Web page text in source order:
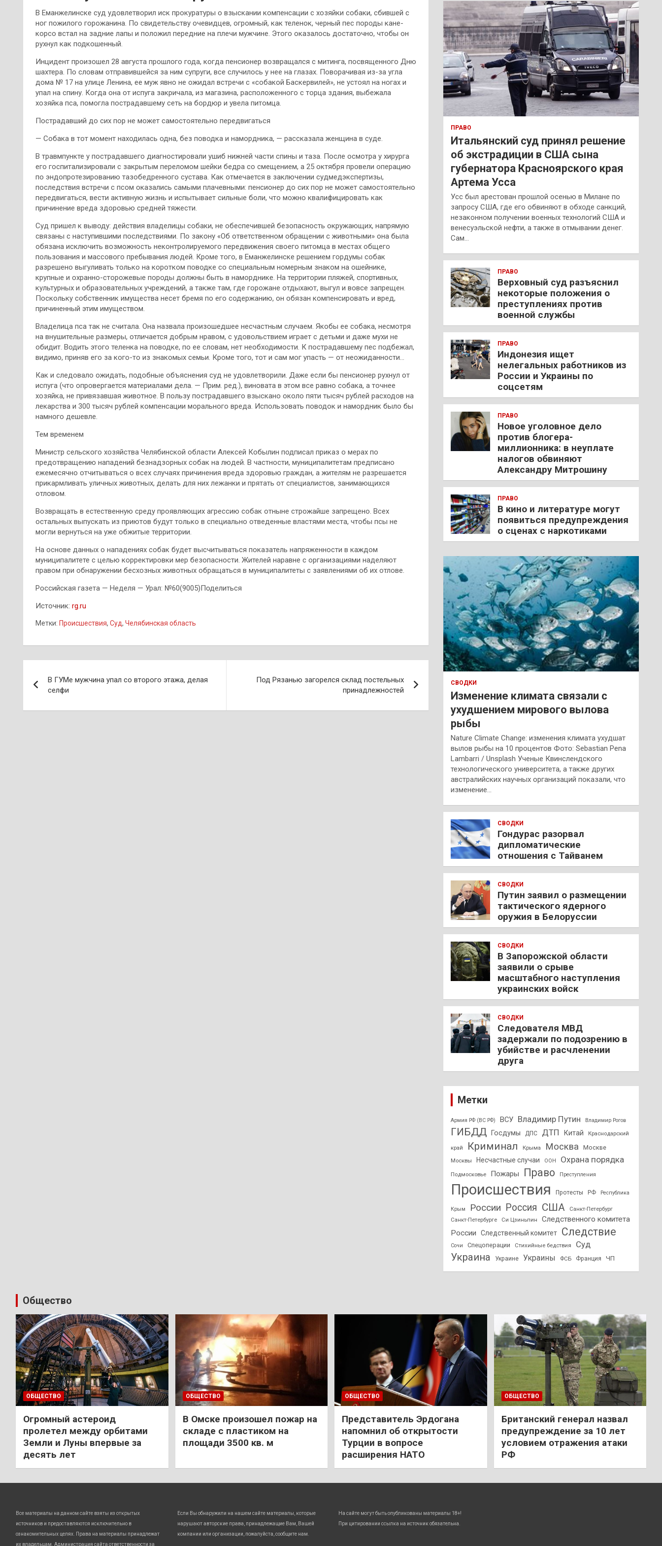
В Еманжелинске суд удовлетворил иск прокуратуры о взыскании компенсации с хозяйки собаки, сбившей с
ног пожилого горожанина. По свидетельству очевидцев, огромный, как теленок, черный пес породы кане-
корсо встал на задние лапы и положил передние на плечи мужчине. Этого оказалось достаточно, чтобы он
рухнул как подкошенный.
Инцидент произошел 28 августа прошлого года, когда пенсионер возвращался с митинга, посвященного Дню
шахтера. По словам отправившейся за ним супруги, все случилось у нее на глазах. Поворачивая из-за угла
дома № 17 на улице Ленина, ее муж явно не ожидал встречи с «собакой Баскервилей», не устоял на ногах и
упал на спину. Когда она от испуга закричала, из магазина, расположенного с торца здания, выбежала
хозяйка пса, помогла пострадавшему сеть на бордюр и увела питомца.
Пострадавший до сих пор не может самостоятельно передвигаться
— Собака в тот момент находилась одна, без поводка и намордника, — рассказала женщина в суде.
В травмпункте у пострадавшего диагностировали ушиб нижней части спины и таза. После осмотра у хирурга
его госпитализировали с закрытым переломом шейки бедра со смещением, а 25 октября провели операцию
по эндопротезированию тазобедренного сустава. Как отмечается в заключении судмедэкспертизы,
последствия встречи с псом оказались самыми плачевными: пенсионер до сих пор не может самостоятельно
передвигаться, вести активную жизнь и испытывает сильные боли, что можно квалифицировать как
причинение вреда здоровью средней тяжести.
Суд пришел к выводу: действия владелицы собаки, не обеспечившей безопасность окружающих, напрямую
связаны с наступившими последствиями. По закону «Об ответственном обращении с животными» она была
обязана исключить возможность неконтролируемого передвижения своего питомца в местах общего
пользования и массового пребывания людей. Кроме того, в Еманжелинске решением гордумы собак
разрешено выгуливать только на коротком поводке со специальным номерным знаком на ошейнике,
крупные и охранно-сторожевые породы должны быть в наморднике. На территории пляжей, спортивных,
культурных и образовательных учреждений, а также там, где горожане отдыхают, выгул и вовсе запрещен.
Поскольку собственник имущества несет бремя по его содержанию, он обязан компенсировать и вред,
причиненный этим имуществом.
Владелица пса так не считала. Она назвала произошедшее несчастным случаем. Якобы ее собака, несмотря
на внушительные размеры, отличается добрым нравом, с удовольствием играет с детьми и даже мухи не
обидит. Водить этого теленка на поводке, по ее словам, нет необходимости. К пострадавшему пес подбежал,
видимо, приняв его за кого-то из знакомых семьи. Кроме того, тот и сам мог упасть — от неожиданности…
Как и следовало ожидать, подобные объяснения суд не удовлетворили. Даже если бы пенсионер рухнул от
испуга (что опровергается материалами дела. — Прим. ред.), виновата в этом все равно собака, а точнее
хозяйка, не привязавшая животное. В пользу пострадавшего взыскано около пяти тысяч рублей расходов на
лекарства и 300 тысяч рублей компенсации морального вреда. Использовать поводок и намордник было бы
намного дешевле.
Тем временем
Министр сельского хозяйства Челябинской области Алексей Кобылин подписал приказ о мерах по
предотвращению нападений безнадзорных собак на людей. В частности, муниципалитетам предписано
ежемесячно отчитываться о всех случаях причинения вреда здоровью граждан, а жителям не разрешается
прикармливать уличных животных, делать для них лежанки и прятать от специалистов, занимающихся
отловом.
Возвращать в естественную среду проявляющих агрессию собак отныне строжайше запрещено. Всех
остальных выпускать из приютов будут только в специально отведенные властями места, чтобы псы не
могли вернуться на уже обжитые территории.
На основе данных о нападениях собак будет высчитываться показатель напряженности в каждом
муниципалитете с целью корректировки мер безопасности. Жителей наравне с организациями наделяют
правом при обнаружении бесхозных животных обращаться в муниципалитеты с заявлениями об их отлове.
Российская газета — Неделя — Урал: №60(9005)Поделиться
Источник: rg.ru
Метки: Происшествия, Суд, Челябинская область
по
записям
В ГУМе мужчина упал со второго этажа, делая
селфи
Под Рязанью загорелся склад постельных
принадлежностей
к
ПРАВО
Итальянский суд принял решение
об экстрадиции в США сына
губернатора Красноярского края
Артема Усса
Усс был арестован прошлой осенью в Милане по
запросу США, где его обвиняют в обходе санкций,
незаконном получении военных технологий США и
венесуэльской нефти, а также в отмывании денег.
Сам…
ПРАВО
Верховный суд разъяснил
некоторые положения о
преступлениях против
военной службы
ПРАВО
Индонезия ищет
нелегальных работников из
России и Украины по
соцсетям
ПРАВО
Новое уголовное дело
против блогера-
миллионника: в неуплате
налогов обвиняют
Александру Митрошину
ПРАВО
В кино и литературе могут
появиться предупреждения
о сценах с наркотиками
СВОДКИ
Изменение климата связали с
ухудшением мирового вылова
рыбы
Nature Climate Change: изменения климата ухудшат
вылов рыбы на 10 процентов Фото: Sebastian Pena
Lambarri / Unsplash Ученые Квинслендского
технологического университета, а также других
австралийских научных организаций показали, что
изменение…
СВОДКИ
Гондурас разорвал
дипломатические
отношения с Тайванем
СВОДКИ
Путин заявил о размещении
тактического ядерного
оружия в Белоруссии
СВОДКИ
В Запорожской области
заявили о срыве
масштабного наступления
украинских войск
СВОДКИ
Следователя МВД
задержали по подозрению в
убийстве и расчленении
друга
Метки
Армия РФ (ВС РФ) ВСУ Владимир Путин Владимир Рогов
ГИБДД Госдумы ДПС ДТП Китай Краснодарский
край Криминал Крыма Москва Москве
Москвы Несчастные случаи ООН Охрана порядка
Подмосковье Пожары Право Преступления
Происшествия Протесты РФ Республика
Крым России Россия США
Санкт-Петербург
Санкт-Петербурге
Си Цзиньпин
Следственного комитета
России
Следственный комитет Следствие
Сочи Спецоперации Стихийные бедствия Суд
Украина Украине Украины ФСБ Франция ЧП
Общество
ОБЩЕСТВО
Огромный астероид
пролетел между орбитами
Земли и Луны впервые за
десять лет
ОБЩЕСТВО
В Омске произошел пожар на
складе с пластиком на
площади 3500 кв. м
ОБЩЕСТВО
Представитель Эрдогана
напомнил об открытости
Турции в вопросе
расширения НАТО
ОБЩЕСТВО
Британский генерал назвал
предупреждение за 10 лет
условием отражения атаки
РФ
Все материалы на данном сайте взяты из открытых
источников и предоставляются исключительно в
ознакомительных целях. Права на материалы принадлежат
их владельцам. Администрация сайта ответственности за
Если Вы обнаружили на нашем сайте материалы, которые
нарушают авторские права, принадлежащие Вам, Вашей
компании или организации, пожалуйста, сообщите нам.
На сайте могут быть опубликованы материалы 18+!
При цитировании ссылка на источник обязательна.